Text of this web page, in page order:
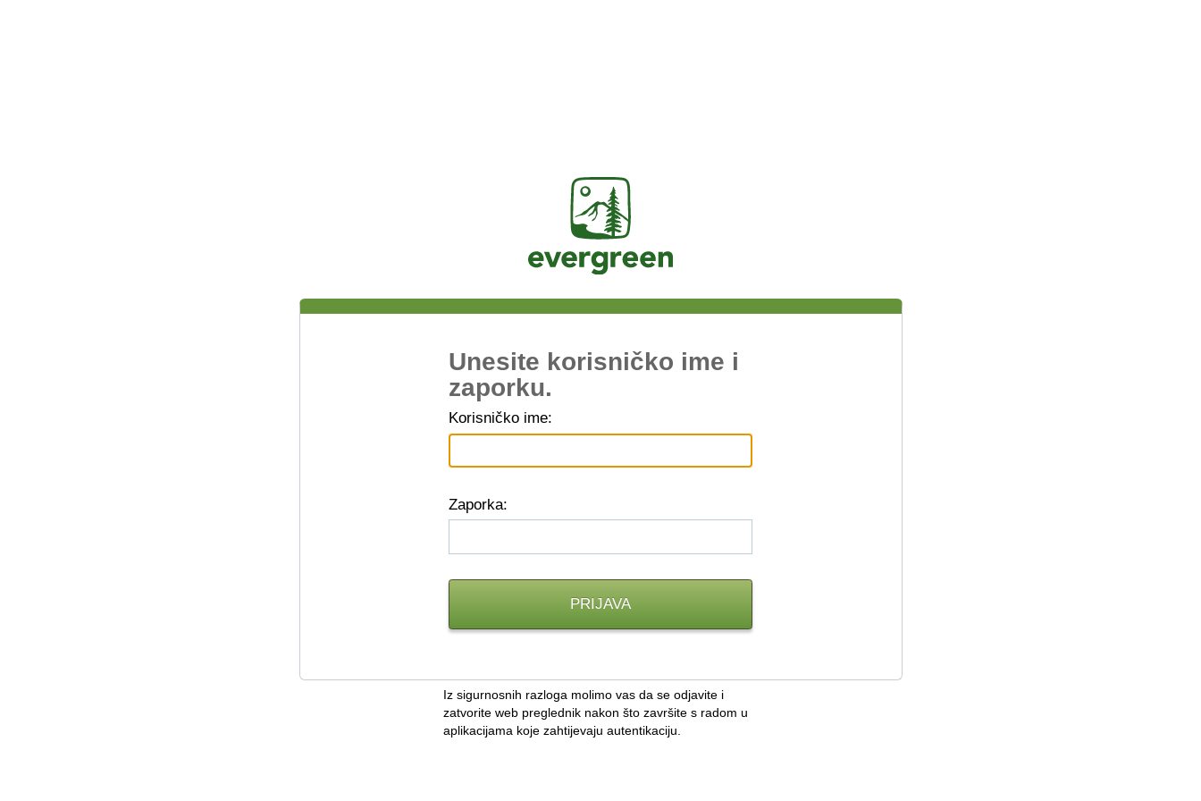
Jasig
Unesite korisničko ime i
zaporku.
Korisničko ime:
Zaporka:
Iz sigurnosnih razloga molimo vas da se odjavite i
zatvorite web preglednik nakon što završite s radom u
aplikacijama koje zahtijevaju autentikaciju.